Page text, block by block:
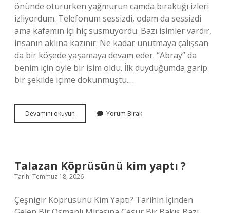
önünde otururken yağmurun camda bıraktığı izleri
izliyordum. Telefonum sessizdi, odam da sessizdi
ama kafamın içi hiç susmuyordu. Bazı isimler vardır,
insanın aklına kazınır. Ne kadar unutmaya çalışsan
da bir köşede yaşamaya devam eder. “Abray” da
benim için öyle bir isim oldu. İlk duyduğumda garip
bir şekilde içime dokunmuştu.…
Devamını okuyun
isminin
Yorum Bırak
Talazan Köprüsünü kim yaptı ?
Tarih: Temmuz 18, 2026
Çeşnigir Köprüsünü Kim Yaptı? Tarihin İçinden